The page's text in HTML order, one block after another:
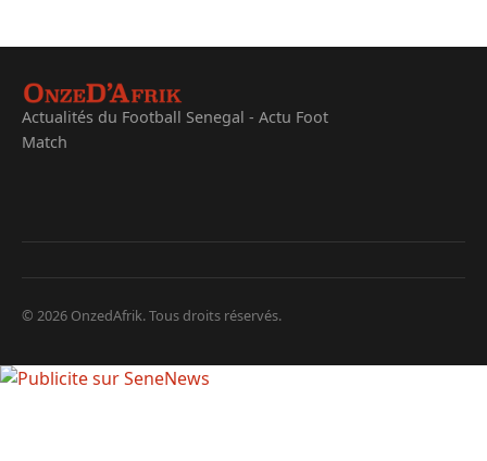
Actualités du Football Senegal - Actu Foot
Match
© 2026 OnzedAfrik. Tous droits réservés.